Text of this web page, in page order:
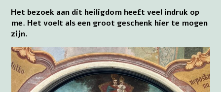
Het bezoek aan dit heiligdom heeft veel indruk op
me. Het voelt als een groot geschenk hier te mogen
zijn.